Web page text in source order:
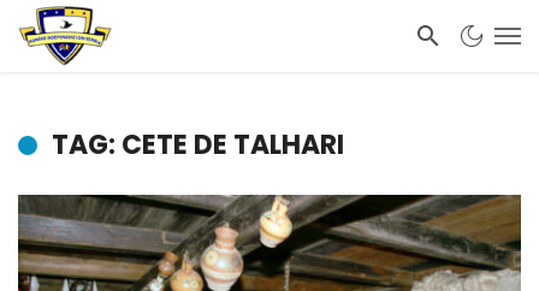
TAG: CETE DE TALHARI